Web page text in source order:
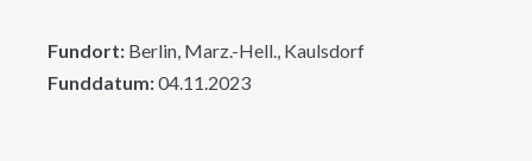
Fundort: Berlin, Marz.-Hell., Kaulsdorf
Funddatum:04.11.2023